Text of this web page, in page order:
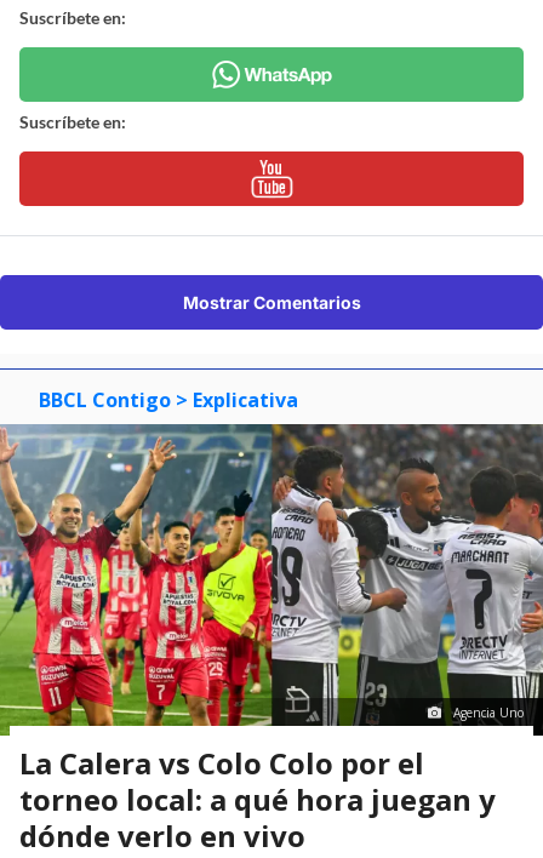
Suscríbete en:
Suscríbete en:
Mostrar Comentarios
BBCL Contigo > Explicativa
Agencia Uno
La Calera vs Colo Colo por el
torneo local: a qué hora juegan y
dónde verlo en vivo